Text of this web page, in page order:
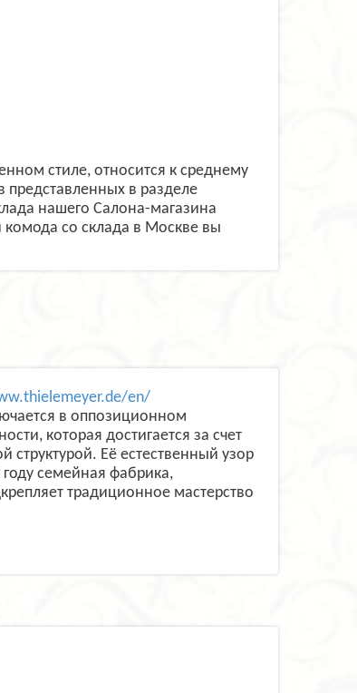
стиле, относится к среднему
в разделе
нашего Салона-магазина
комода со склада в Москве вы
en/
в оппозиционном
которая достигается за счет
структурой. Её естественный узор
семейная фабрика,
традиционное мастерство